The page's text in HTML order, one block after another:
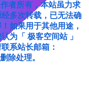
者所有，本站虽力求
多次转载，已无法确
如果用于其他用途，
为「 极客空间站 」
系站长邮箱：
除处理。